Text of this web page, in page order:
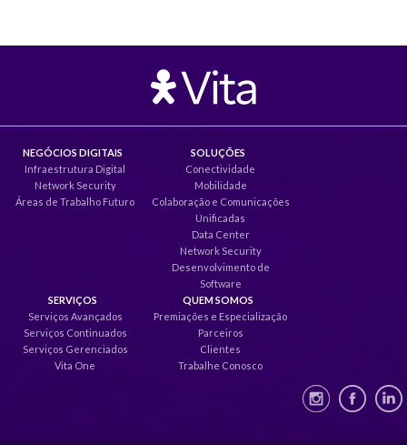
NEGÓCIOS DIGITAIS
Infraestrutura Digital
Network Security
Áreas de Trabalho Futuro
SOLUÇÕES
Conectividade
Mobilidade
Colaboração e Comunicações
Unificadas
Data Center
Network Security
Desenvolvimento de
Software
SERVIÇOS
Serviços Avançados
Serviços Continuados
Serviços Gerenciados
Vita One
QUEM SOMOS
Premiações e Especialização
Parceiros
Clientes
Trabalhe Conosco